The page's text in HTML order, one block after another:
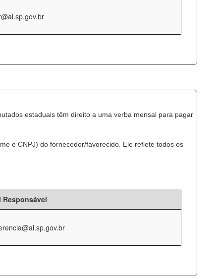
estaduais têm direito a uma verba mensal para pagar
e CNPJ) do fornecedor/favorecido. Ele reflete todos os
Responsável